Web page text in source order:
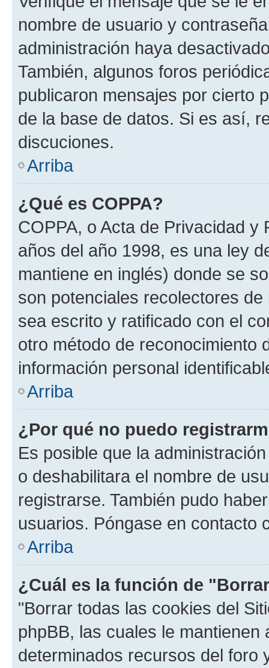
nombre de usuario y
administración haya
También, algunos foros
publicaron mensajes por cierto
de la base de datos. Si es así,
discuciones.
Arriba
¿Qué es COPPA?
COPPA, o Acta de Privacidad
años del año 1998, es una ley
mantiene en inglés) donde se
son potenciales recolectores
sea escrito y ratificado con el
otro método de reconocimiento
información personal
Arriba
¿Por qué no puedo
Es posible que la
o deshabilitara el nombre de
registrarse. También pudo
usuarios. Póngase en contacto
Arriba
¿Cuál es la función de
"Borrar todas las cookies del
phpBB, las cuales le
determinados recursos del foro